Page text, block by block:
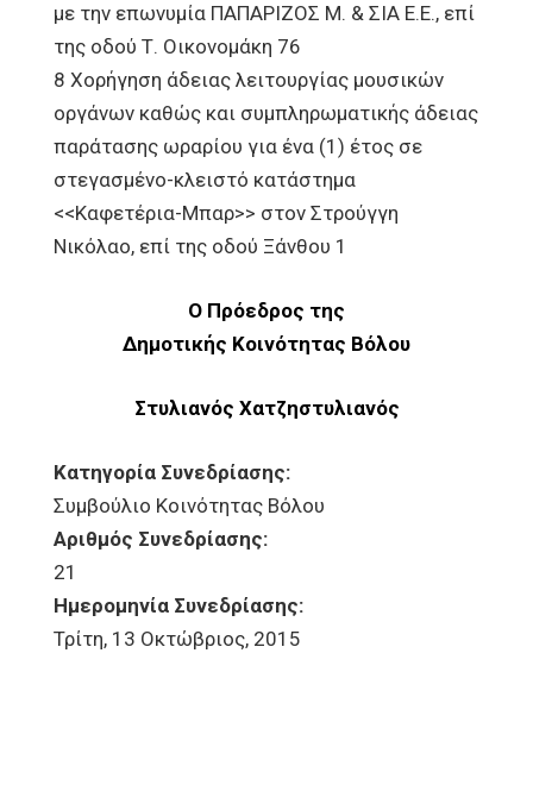
με την επωνυμία ΠΑΠΑΡΙΖΟΣ Μ. & ΣΙΑ Ε.Ε., επί
της οδού Τ. Οικονομάκη 76
8 Χορήγηση άδειας λειτουργίας μουσικών
οργάνων καθώς και συμπληρωματικής άδειας
παράτασης ωραρίου για ένα (1) έτος σε
στεγασμένο-κλειστό κατάστημα
<<Καφετέρια-Μπαρ>> στον Στρούγγη
Νικόλαο, επί της οδού Ξάνθου 1
Ο Πρόεδρος της
Δημοτικής Κοινότητας Βόλου
Στυλιανός Χατζηστυλιανός
Κατηγορία Συνεδρίασης:
Συμβούλιο Κοινότητας Βόλου
Αριθμός Συνεδρίασης:
21
Ημερομηνία Συνεδρίασης:
Τρίτη, 13 Οκτώβριος, 2015